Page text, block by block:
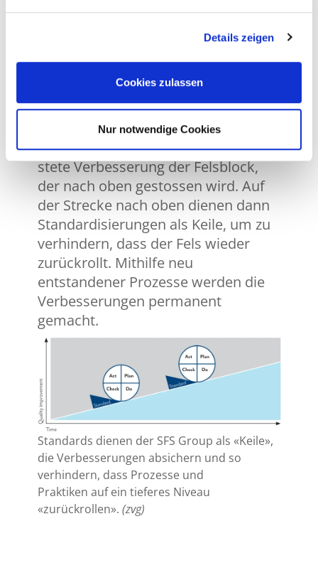
Details zeigen
Cookies zulassen
Nur notwendige Cookies
Ostschweizer gewesen, den Stein
nach oben gebracht hätte. In der
Felsblock auf einen Berg
hinaufwälzen, der jedes Mal wieder
ins Tal rollt, knapp bevor der Gipfel
erreicht wird. Im Fall von SFS ist die
stete Verbesserung der Felsblock,
der nach oben gestossen wird. Auf
der Strecke nach oben dienen dann
Standardisierungen als Keile, um zu
verhindern, dass der Fels wieder
zurückrollt. Mithilfe neu
entstandener Prozesse werden die
Verbesserungen permanent
gemacht.
Standards dienen der SFS Group als «Keile»,
die Verbesserungen absichern und so
verhindern, dass Prozesse und
Praktiken auf ein tieferes Niveau
«zurückrollen». (zvg)